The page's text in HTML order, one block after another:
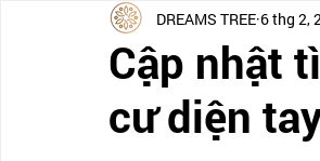
Nhật Ký Định Cư của Khách Hàng
Cập nhật
cư diện
DREAMS TREE 6 thg 2,